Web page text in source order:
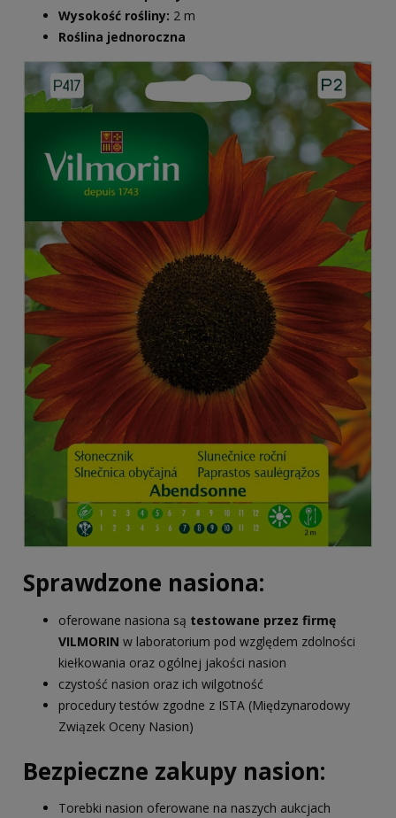
Wysokość rośliny: 2 m
Roślina jednoroczna
Sprawdzone nasiona:
oferowane nasiona są testowane przez firmę
VILMORIN w laboratorium pod względem zdolności
kiełkowania oraz ogólnej jakości nasion
czystość nasion oraz ich wilgotność
procedury testów zgodne z ISTA (Międzynarodowy
Związek Oceny Nasion)
Bezpieczne zakupy nasion:
Torebki nasion oferowane na naszych aukcjach